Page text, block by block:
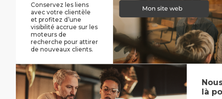
Conservez les liens
avec votre clientèle
et profitez d’une
visibilité accrue sur les
moteurs de
recherche pour attirer
de nouveaux clients.
là